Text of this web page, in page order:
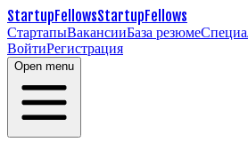
StartupFellowsStartupFellows
СтартапыВакансииБаза резюме
ВойтиРегистрация
Open menu